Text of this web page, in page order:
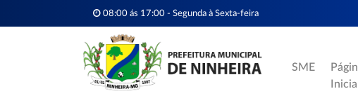
08:00 ás 17:00 - Segunda à Sexta-feira
SME
Inicial